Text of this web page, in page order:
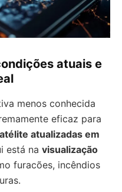
atuais e
menos conhecida
eficaz para
atualizadas em
está na visualização
furacões, incêndios